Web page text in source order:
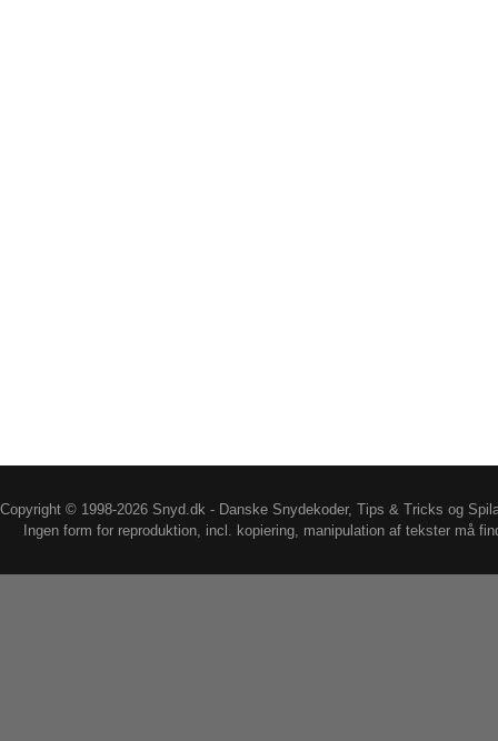
Copyright © 1998-2026 Snyd.dk - Danske Snydekoder, Tips & Tricks og
Ingen form for reproduktion, incl. kopiering, manipulation af tekster må